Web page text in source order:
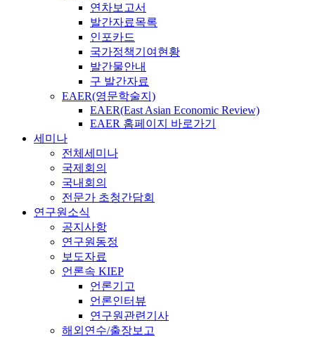
연차보고서
발간자료목록
인포카드
국가정책기여현황
발간물안내
구 발간자료
EAER(영문학술지)
EAER(East Asian Economic Review)
EAER 홈페이지 바로가기
세미나
전체세미나
국제회의
국내회의
전문가 초청간담회
연구원소식
공지사항
연구원동정
보도자료
언론속 KIEP
언론기고
언론인터뷰
연구원관련기사
해외연수/출장보고